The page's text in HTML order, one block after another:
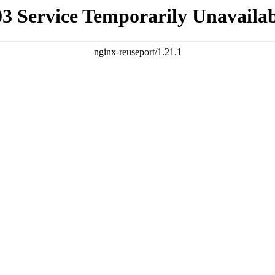
Service Temporarily
nginx-reuseport/1.21.1